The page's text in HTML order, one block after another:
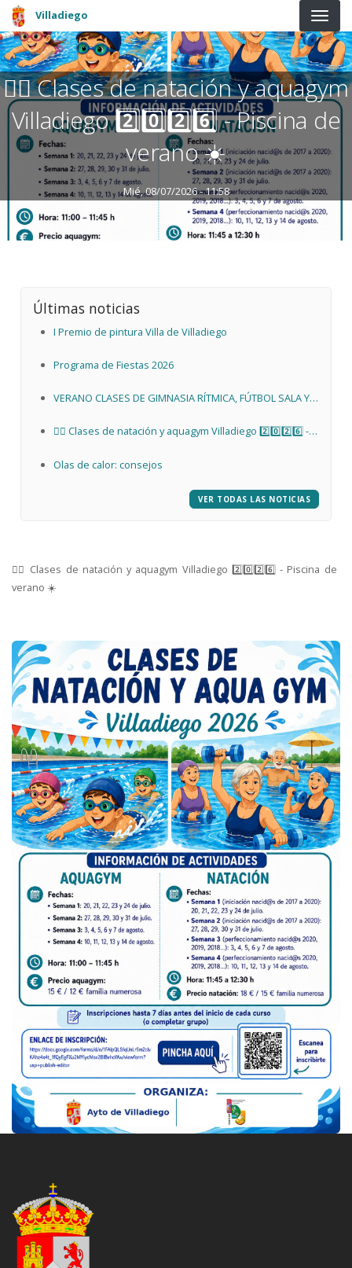
Pasar al contenido principal
Villadiego
🏊‍♀️ Clases de natación y aquagym
Villadiego 2️⃣0️⃣2️⃣6️⃣ - Piscina de
verano ☀️
Mié, 08/07/2026 - 11:58
Últimas noticias
I Premio de pintura Villa de Villadiego
Programa de Fiestas 2026
VERANO CLASES DE GIMNASIA RÍTMICA, FÚTBOL SALA Y
🏊‍♀️ Clases de natación y aquagym Villadiego 2️⃣0️⃣2️⃣6️⃣ -
Olas de calor: consejos
VER TODAS LAS NOTICIAS
🏊‍♀️ Clases de natación y aquagym Villadiego 2️⃣0️⃣2️⃣6️⃣ - Piscina de
verano ☀️